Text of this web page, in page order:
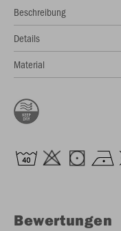
Beschreibung
Details
Material
Bewertungen